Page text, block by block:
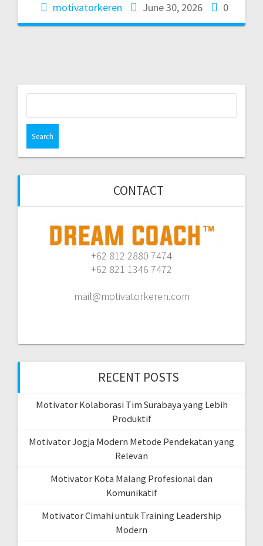
motivatorkeren June 30, 2026 0
CONTACT
+62 812 2880 7474
+62 821 1346 7472
mail@motivatorkeren.com
RECENT POSTS
Motivator Kolaborasi Tim Surabaya yang Lebih
Produktif
Motivator Jogja Modern Metode Pendekatan yang
Relevan
Motivator Kota Malang Profesional dan
Komunikatif
Motivator Cimahi untuk Training Leadership
Modern